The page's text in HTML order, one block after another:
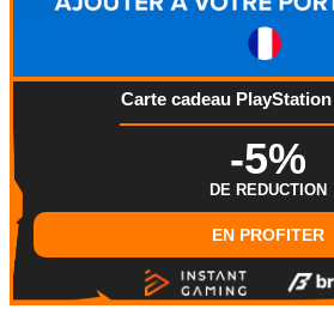
Carte cadeau
-5%
DE REDUCTION
EN PROFITER